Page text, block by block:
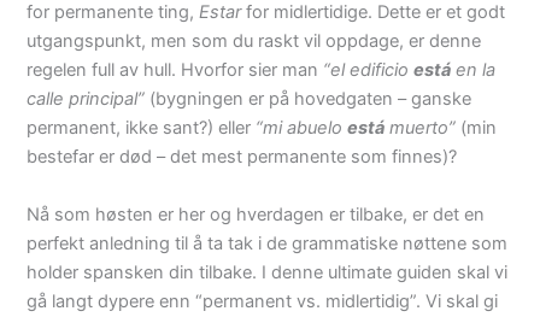
for permanente ting,Estarfor midlertidige. Dette er et godt
utgangspunkt, men som du raskt vil oppdage, er denne
regelen full av hull. Hvorfor sier man “el edificioestá en la
calle principal” (bygningen er på hovedgaten – ganske
permanent, ikke sant?) eller “mi abueloestá muerto” (min
bestefar er død – det mest permanente som finnes)?
Nå som høsten er her og hverdagen er tilbake, er det en
perfekt anledning til å ta tak i de grammatiske nøttene som
holder spansken din tilbake. I denne ultimate guiden skal vi
gå langt dypere enn “permanent vs. midlertidig”. Vi skal gi